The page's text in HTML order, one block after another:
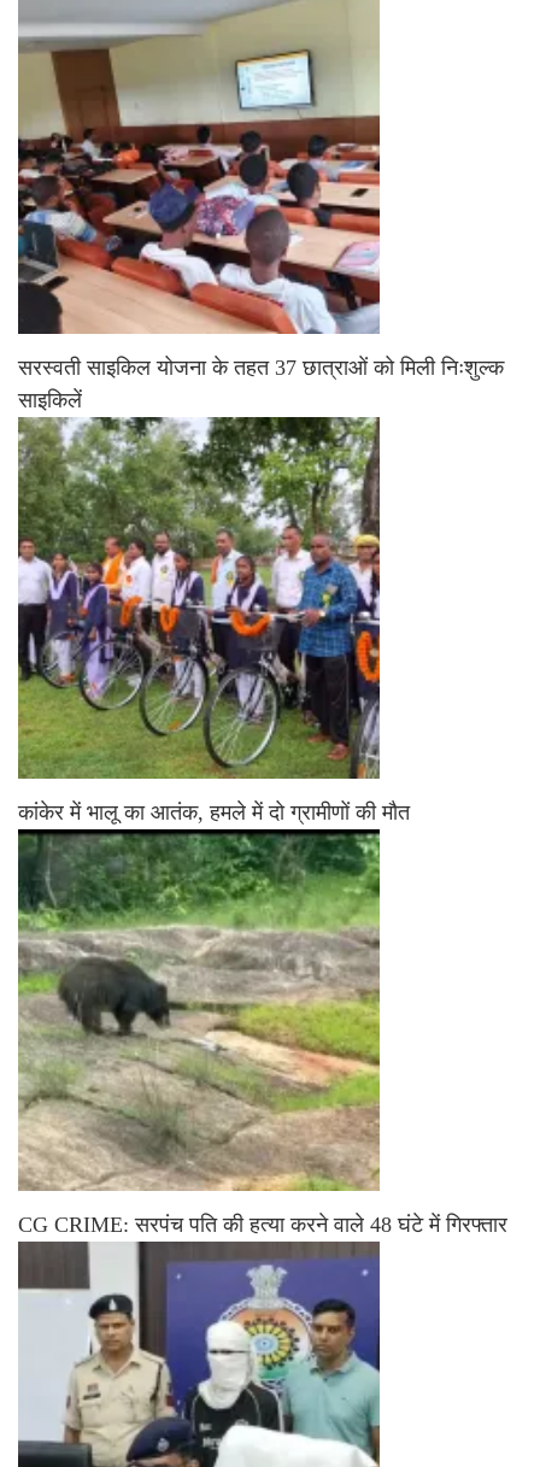
सरस्वती साइकिल योजना के तहत 37 छात्राओं को मिली निःशुल्क
साइकिलें
कांकेर में भालू का आतंक, हमले में दो ग्रामीणों की मौत
CG CRIME: सरपंच पति की हत्या करने वाले 48 घंटे में गिरफ्तार